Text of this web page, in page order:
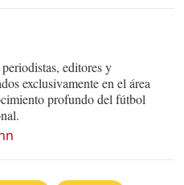
editores y
exclusivamente en el área
profundo del fútbol